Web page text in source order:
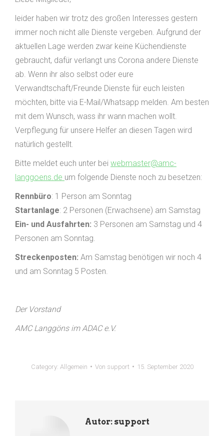
leider haben wir trotz des großen Interesses gestern
immer noch nicht alle Dienste vergeben. Aufgrund der
aktuellen Lage werden zwar keine Küchendienste
gebraucht, dafür verlangt uns Corona andere Dienste
ab. Wenn ihr also selbst oder eure
Verwandtschaft/Freunde Dienste für euch leisten
möchten, bitte via E-Mail/Whatsapp melden. Am besten
mit dem Wunsch, wass ihr wann machen wollt.
Verpflegung für unsere Helfer an diesen Tagen wird
natürlich gestellt.
Bitte meldet euch unter bei webmaster@amc-
langgoens.de um folgende Dienste noch zu besetzen:
Rennbüro: 1 Person am Sonntag
Startanlage: 2 Personen (Erwachsene) am Samstag
Ein- und Ausfahrten: 3 Personen am Samstag und 4
Personen am Sonntag.
Streckenposten: Am Samstag benötigen wir noch 4
und am Sonntag 5 Posten.
Der Vorstand
AMC Langgöns im ADAC e.V.
Category: Allgemein Von support 15. September 2020
Autor: support